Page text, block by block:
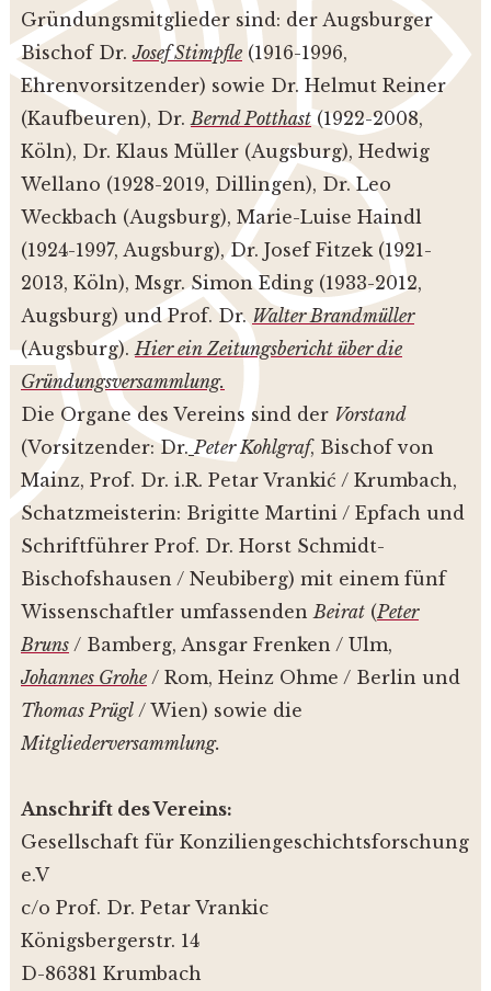
Gründungsmitglieder sind: der Augsburger
Bischof Dr.Josef Stimpfle (1916-1996,
Ehrenvorsitzender) sowie Dr. Helmut Reiner
(Kaufbeuren), Dr.Bernd Potthast (1922-2008,
Köln), Dr. Klaus Müller (Augsburg), Hedwig
Wellano (1928-2019, Dillingen), Dr. Leo
Weckbach (Augsburg), Marie-Luise Haindl
(1924-1997, Augsburg), Dr. Josef Fitzek (1921-
2013, Köln), Msgr. Simon Eding (1933-2012,
Augsburg) und Prof. Dr. Walter Brandmüller
(Augsburg).Hier ein Zeitungsbericht über die
Gründungsversammlung.
Die Organe des Vereins sind der Vorstand
(Vorsitzender: Dr. Peter Kohlgraf, Bischof von
Mainz, Prof. Dr. i.R. Petar Vrankić / Krumbach,
Schatzmeisterin: Brigitte Martini / Epfach und
Schriftführer Prof. Dr. Horst Schmidt-
Bischofshausen / Neubiberg) mit einem fünf
Wissenschaftler umfassendenBeirat (Peter
Bruns / Bamberg, Ansgar Frenken / Ulm,
Johannes Grohe / Rom, Heinz Ohme / Berlin und
Thomas Prügl / Wien) sowie die
Mitgliederversammlung.
Anschrift des Vereins:
Gesellschaft für Konziliengeschichtsforschung
e.V
c/o Prof. Dr. Petar Vrankic
Königsbergerstr. 14
D-86381 Krumbach